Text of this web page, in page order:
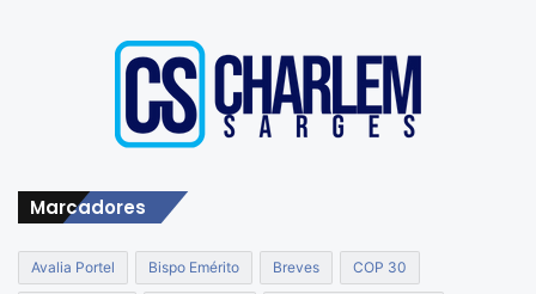
Marcadores
Avalia Portel Bispo Emérito Breves COP 30